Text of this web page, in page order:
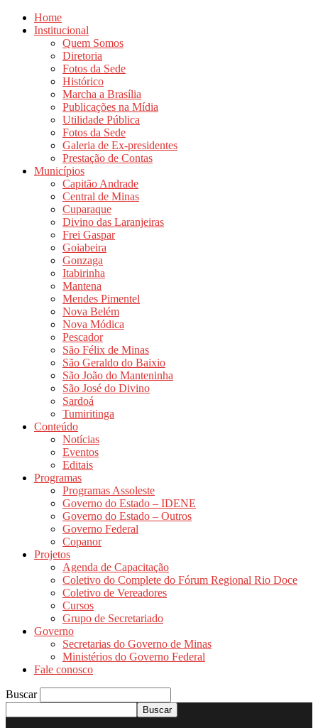
Home
Institucional
Quem Somos
Diretoria
Fotos da Sede
Histórico
Marcha a Brasília
Publicações na Mídia
Utilidade Pública
Fotos da Sede
Galeria de Ex-presidentes
Prestação de Contas
Municípios
Capitão Andrade
Central de Minas
Cuparaque
Divino das Laranjeiras
Frei Gaspar
Goiabeira
Gonzaga
Itabirinha
Mantena
Mendes Pimentel
Nova Belém
Nova Módica
Pescador
São Félix de Minas
São Geraldo do Baixio
São João do Manteninha
São José do Divino
Sardoá
Tumiritinga
Conteúdo
Notícias
Eventos
Editais
Programas
Programas Assoleste
Governo do Estado – IDENE
Governo do Estado – Outros
Governo Federal
Copanor
Projetos
Agenda de Capacitação
Coletivo do Complete do Fórum Regional Rio Doce
Coletivo de Vereadores
Cursos
Grupo de Secretariado
Governo
Secretarias do Governo de Minas
Ministérios do Governo Federal
Fale conosco
Buscar